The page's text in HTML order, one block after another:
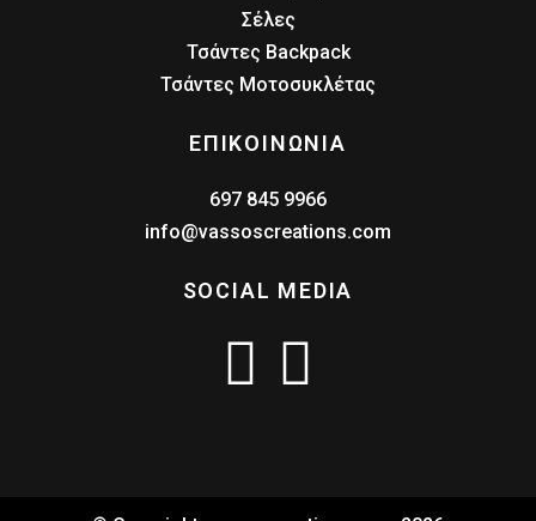
Σέλες
Τσάντες Backpack
Τσάντες Μοτοσυκλέτας
ΕΠΙΚΟΙΝΩΝΙΑ
697 845 9966
info@vassoscreations.com
SOCIAL MEDIA